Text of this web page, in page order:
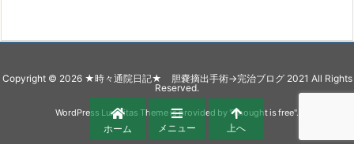
Copyright © 2026 ★時々通院日記★ 胆嚢摘出手術→完治ブログ 2021 All Rights
Reserved.
WordPress Luxeritas Theme is provided by "Thought is free".
ホーム メニュー 上へ